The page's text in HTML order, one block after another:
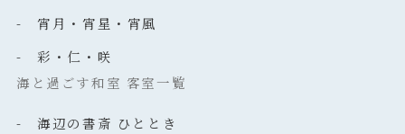
- 宵月・宵星・宵風
- 彩・仁・咲
海と過ごす和室 客室一覧
- 海辺の書斎 ひととき